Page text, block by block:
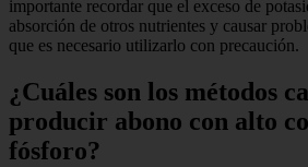
importante recordar que el exceso de
absorción de otros nutrientes y causar
que es necesario utilizarlo con precaución.
¿Cuáles son los métodos
producir abono con alto
fósforo?